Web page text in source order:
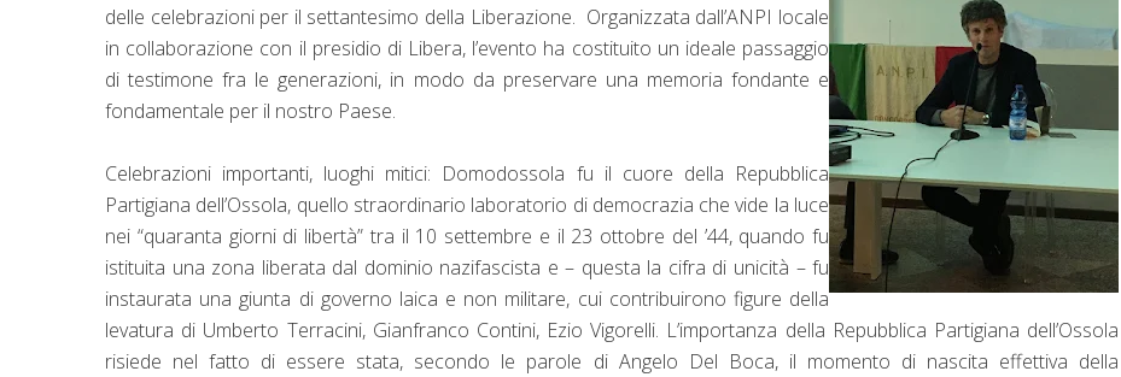
delle celebrazioni per il settantesimo della Liberazione. Organizzata dall’ANPI locale
in collaborazione con il presidio di Libera, l’evento ha costituito un ideale passaggio
di testimone fra le generazioni, in modo da preservare una memoria fondante e
fondamentale per il nostro Paese.
Celebrazioni importanti, luoghi mitici: Domodossola fu il cuore della Repubblica
Partigiana dell’Ossola, quello straordinario laboratorio di democrazia che vide la luce
nei “quaranta giorni di libertà” tra il 10 settembre e il 23 ottobre del ’44, quando fu
istituita una zona liberata dal dominio nazifascista e – questa la cifra di unicità – fu
instaurata una giunta di governo laica e non militare, cui contribuirono figure della
levatura di Umberto Terracini, Gianfranco Contini, Ezio Vigorelli. L’importanza della Repubblica Partigiana dell’Ossola
risiede nel fatto di essere stata, secondo le parole di Angelo Del Boca, il momento di nascita effettiva della